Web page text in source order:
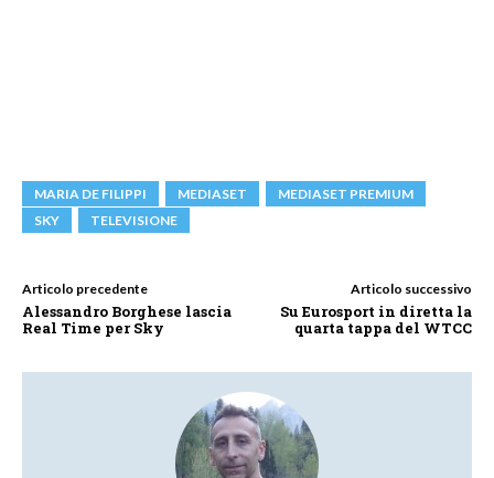
MARIA DE FILIPPI MEDIASET
MEDIASET PREMIUM
SKY
TELEVISIONE
Articolo precedente
Alessandro Borghese lascia
Real Time per Sky
Articolo successivo
Su Eurosport in diretta la
quarta tappa del WTCC